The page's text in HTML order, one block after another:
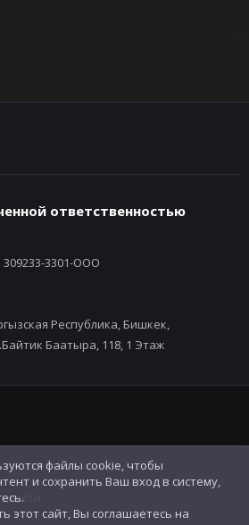
ответственностью
3301-ООО
Республика, Бишкек,
Баатыра, 118, 1 Этаж
файлы cookie, чтобы
и сохранить Ваш вход в систему,
этот сайт, Вы соглашаетесь на